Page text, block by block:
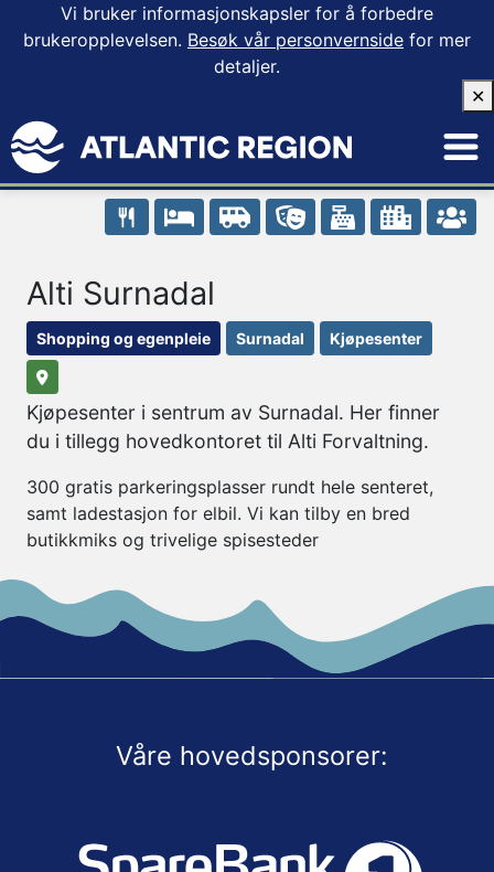
Vi bruker informasjonskapsler for å forbedre
brukeropplevelsen. Besøk vår personvernside for mer
detaljer.
✕
Alti Surnadal
Shopping og egenpleie Surnadal Kjøpesenter
Kjøpesenter i sentrum av Surnadal. Her finner
du i tillegg hovedkontoret til Alti Forvaltning.
300 gratis parkeringsplasser rundt hele senteret,
samt ladestasjon for elbil. Vi kan tilby en bred
butikkmiks og trivelige spisesteder
Våre hovedsponsorer: